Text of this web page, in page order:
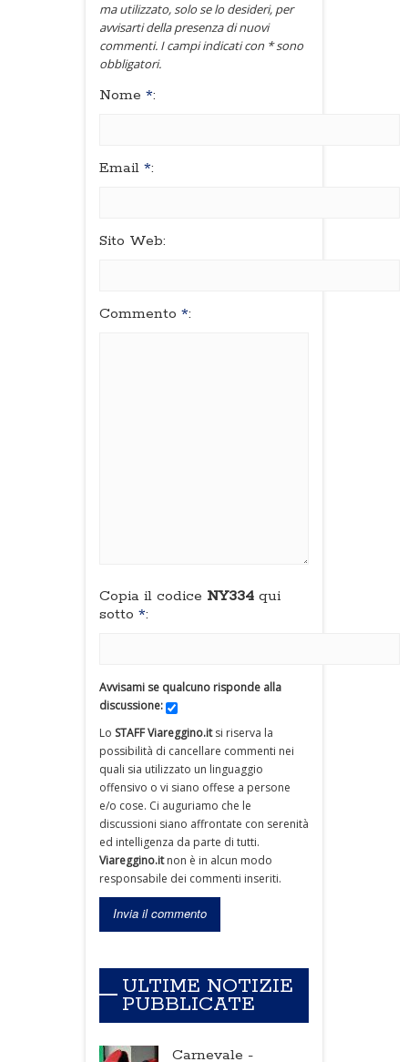
ma utilizzato, solo se lo desideri, per
avvisarti della presenza di nuovi
commenti. I campi indicati con * sono
obbligatori.
Nome *:
Email *:
Sito Web:
Commento *:
Copia il codice NY334 qui
sotto *:
Avvisami se qualcuno risponde alla
discussione:
Lo STAFF Viareggino.itsi riserva la
possibilità di cancellare commenti nei
quali sia utilizzato un linguaggio
offensivo o vi siano offese a persone
e/o cose. Ci auguriamo che le
discussioni siano affrontate con serenità
ed intelligenza da parte di tutti.
Viareggino.itnon è in alcun modo
responsabile dei commenti inseriti.
ULTIME NOTIZIE
PUBBLICATE
Carnevale -